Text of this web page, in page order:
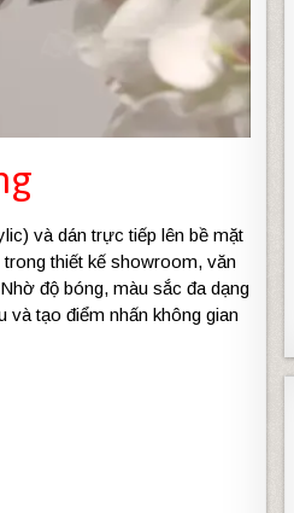
vàdántrựctiếplênbềmặt
trongthiếtkếshowroom,văn
Nhờđộbóng,màusắcđadạng
vàtạođiểmnhấnkhônggian